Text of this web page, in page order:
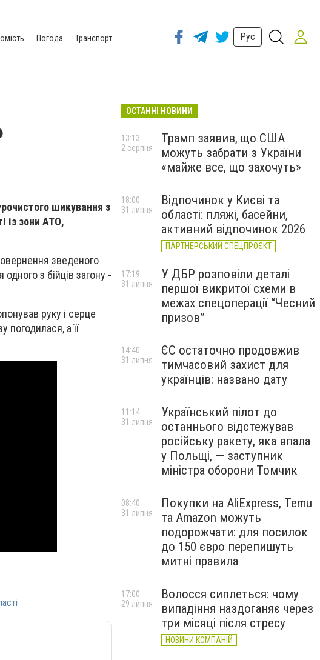
Погода
Транспорт
Рус
шикування з
із зони АТО,
зведеного
з бійців загону -
руку і серце
погодилася, а її
ОСТАННІ НОВИНИ
Трамп заявив, що США
можуть забрати з України
«майже все, що захочуть»
13:13
2 серпня
Відпочинок у Києві та
області: пляжі, басейни,
активний відпочинок 2026
ПАРТНЕРСЬКИЙ СПЕЦПРОЄКТ
18:00
31 липня
У ДБР розповіли деталі
першої викритої схеми в
межах спецоперації “Чесний
призов”
17:19
31 липня
ЄС остаточно продовжив
тимчасовий захист для
українців: названо дату
14:40
31 липня
Український пілот до
останнього відстежував
російську ракету, яка впала
у Польщі, — заступник
міністра оборони Томчик
11:14
31 липня
Покупки на AliExpress, Temu
та Amazon можуть
подорожчати: для посилок
до 150 євро перепишуть
митні правила
08:40
31 липня
Волосся сиплеться: чому
випадіння наздоганяє через
три місяці після стресу
НОВИНИ КОМПАНІЙ
17:00
29 липня